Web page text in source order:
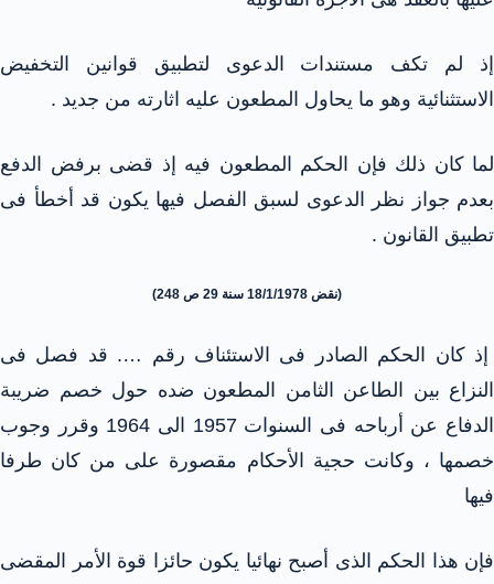
إذ لم تكف مستندات الدعوى لتطبيق قوانين التخفيض
الاستثنائية وهو ما يحاول المطعون عليه اثارته من جديد .
لما كان ذلك فإن الحكم المطعون فيه إذ قضى برفض الدفع
بعدم جواز نظر الدعوى لسبق الفصل فيها يكون قد أخطأ فى
تطبيق القانون .
(نقض 18/1/1978 سنة 29 ص 248)
إذ كان الحكم الصادر فى الاستئناف رقم …. قد فصل فى
النزاع بين الطاعن الثامن المطعون ضده حول خصم ضريبة
الدفاع عن أرباحه فى السنوات 1957 الى 1964 وقرر وجوب
خصمها ، وكانت حجية الأحكام مقصورة على من كان طرفا
فيها
فإن هذا الحكم الذى أصبح نهائيا يكون حائزا قوة الأمر المقضى